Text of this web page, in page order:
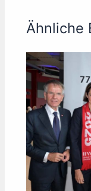
Ähnliche